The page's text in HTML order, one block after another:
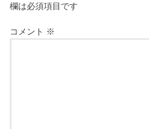
欄は必須項目です
コメント ※